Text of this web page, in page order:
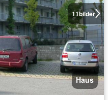
11bilder
Haus